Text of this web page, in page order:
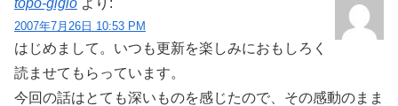
2007年7月26日 10:53 PM
はじめまして。いつも更新を楽しみにおもしろく
読ませてもらっています。
今回の話はとても深いものを感じたので、その感動のまま